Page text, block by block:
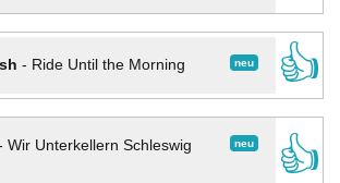
neu
- Ride Until the Morning
👍
neu
Wir Unterkellern Schleswig
👍